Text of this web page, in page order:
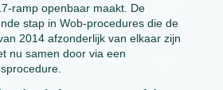
ramp openbaar maakt. De
stap in Wob-procedures die de
2014 afzonderlijk van elkaar zijn
nu samen door via een